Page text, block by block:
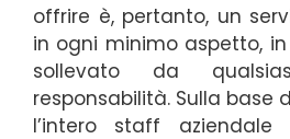
offrire è, pertanto, un
in ogni minimo aspetto,
sollevato da
responsabilità. Sulla base
l’intero staff